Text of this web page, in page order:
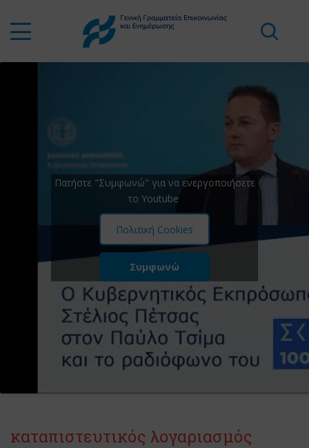
Πατήστε "Συμφωνώ" για να ενεργοποιήσετε
το Youtube
Πολιτική Cookies
Συμφωνώ
καταπιστευτικός λογαριασμός